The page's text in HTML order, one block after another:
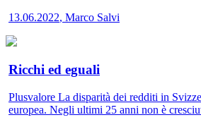
13.06.2022, Marco Salvi
Ricchi ed eguali
Plusvalore La disparità dei redditi in
europea. Negli ultimi 25 anni non è